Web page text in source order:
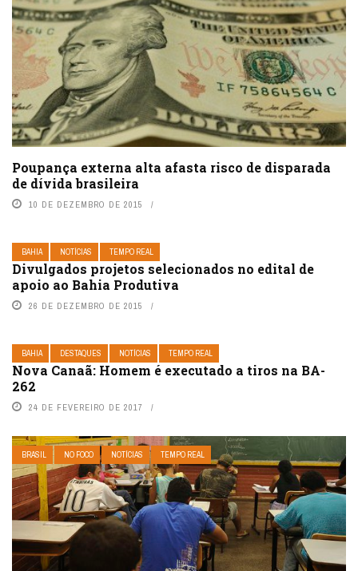
Poupança externa alta afasta risco de disparada
de dívida brasileira
10 DE DEZEMBRO DE 2015
BAHIA NOTÍCIAS TEMPO REAL
Divulgados projetos selecionados no edital de
apoio ao Bahia Produtiva
26 DE DEZEMBRO DE 2015
BAHIA DESTAQUES NOTÍCIAS TEMPO REAL
Nova Canaã: Homem é executado a tiros na BA-
262
24 DE FEVEREIRO DE 2017
BRASIL NO FOCO NOTÍCIAS TEMPO REAL